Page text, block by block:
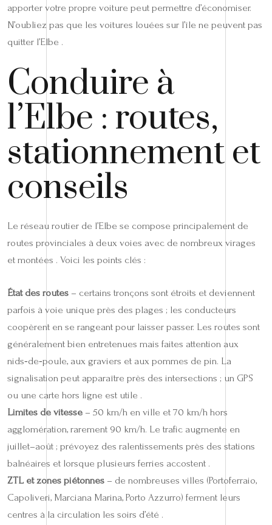
apporter votre propre voiture peut permettre d’économiser.
N’oubliez pas que les voitures louées sur l’île ne peuvent pas
quitter l’Elbe .
Conduire à
l’Elbe : routes,
stationnement et
conseils
Le réseau routier de l’Elbe se compose principalement de
routes provinciales à deux voies avec de nombreux virages
et montées . Voici les points clés :
État des routes – certains tronçons sont étroits et deviennent
parfois à voie unique près des plages ; les conducteurs
coopèrent en se rangeant pour laisser passer. Les routes sont
généralement bien entretenues mais faites attention aux
nids‑de‑poule, aux graviers et aux pommes de pin. La
signalisation peut apparaître près des intersections ; un GPS
ou une carte hors ligne est utile .
Limites de vitesse – 50 km/h en ville et 70 km/h hors
agglomération, rarement 90 km/h. Le trafic augmente en
juillet–août ; prévoyez des ralentissements près des stations
balnéaires et lorsque plusieurs ferries accostent .
ZTL et zones piétonnes – de nombreuses villes (Portoferraio,
Capoliveri, Marciana Marina, Porto Azzurro) ferment leurs
centres à la circulation les soirs d’été .